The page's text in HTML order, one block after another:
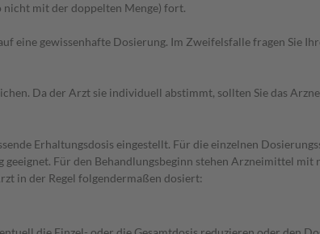
nicht mit der doppelten Menge) fort.
eine gewissenhafte Dosierung. Im Zweifelsfalle fragen Sie
Da der Arzt sie individuell abstimmt, sollten Sie das
Erhaltungsdosis eingestellt. Für die einzelnen
Für den Behandlungsbeginn stehen Arzneimittel
in der Regel folgendermaßen dosiert: